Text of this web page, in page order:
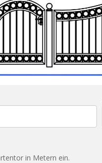
in Metern ein.